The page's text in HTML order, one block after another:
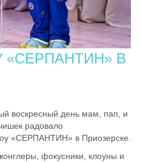
В
воскресный день мам, пап, и
радовало
«СЕРПАНТИН» в Приозерске.
фокусники, клоуны и